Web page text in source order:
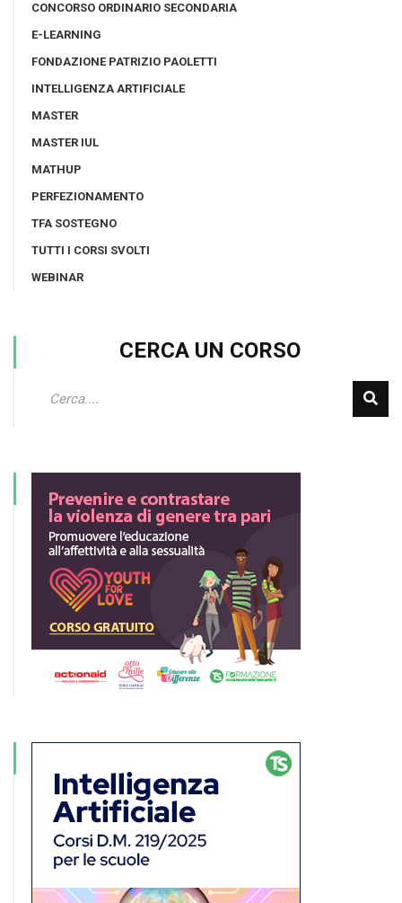
CONCORSO ORDINARIO SECONDARIA
E-LEARNING
FONDAZIONE PATRIZIO PAOLETTI
INTELLIGENZA ARTIFICIALE
MASTER
MASTER IUL
MATHUP
PERFEZIONAMENTO
TFA SOSTEGNO
TUTTI I CORSI SVOLTI
WEBINAR
CERCA UN CORSO